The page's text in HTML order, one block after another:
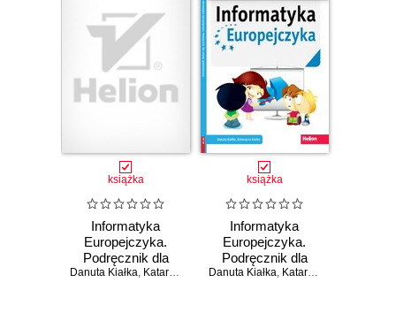
książka
Informatyka
Europejczyka.
Podręcznik dla
szkoły
Danuta Kiałka, Katarzyna Kiałka
książka
Informatyka
Europejczyka.
Podręcznik dla
szkoły
Danuta Kiałka, Katarzyna Kiałka